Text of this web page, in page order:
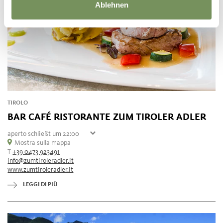
Ablehnen
TIROLO
BAR CAFÉ RISTORANTE ZUM TIROLER ADLER
aperto schließt um 22:00
giovedì
07:30 - 22:00
venerdì
sabato
07:30 - 22:00
domenica
07:30 - 22:00
lunedì
mercoledì
07:30 - 22:00
Mostra sulla mappa
T+39 0473 923491
info@zumtiroleradler.it
www.zumtiroleradler.it
LEGGI DI PIÙ